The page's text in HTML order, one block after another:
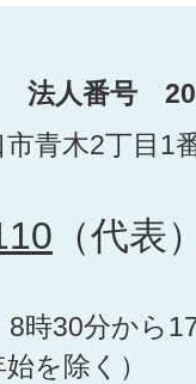
法人番号
青木2丁目1
（代表
時30分から
を除く）